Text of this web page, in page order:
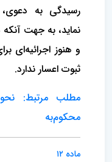
رسیدگی به
نماید، به جهت
و هنوز اجرائیه‌ای
ثبوت اعسار ندارد.
مطلب مرتبط:
محکوم‌به
ماده ۱۲